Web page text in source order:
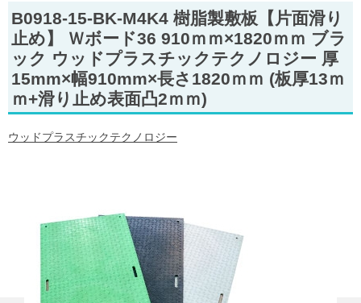
B0918-15-BK-M4K4 樹脂製敷板【片面滑り
止め】 Ｗボード36 910ｍｍ×1820ｍｍ ブラ
ック ウッドプラスチックテクノロジー 厚
15mm×幅910mm×長さ1820ｍｍ (板厚13ｍ
ｍ+滑り止め表面凸2ｍｍ)
ウッドプラスチックテクノロジー